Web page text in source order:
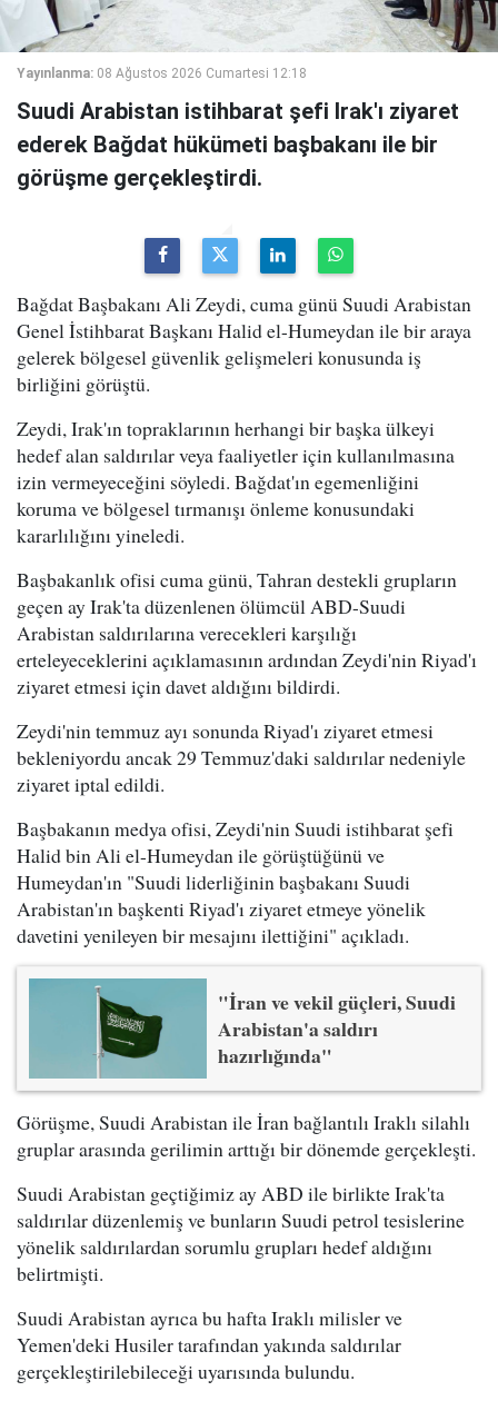
Yayınlanma: 08 Ağustos 2026 Cumartesi 12:18
Suudi Arabistan istihbarat şefi Irak'ı ziyaret
ederek Bağdat hükümeti başbakanı ile bir
görüşme gerçekleştirdi.
Bağdat Başbakanı Ali Zeydi, cuma günü Suudi Arabistan
Genel İstihbarat Başkanı Halid el-Humeydan ile bir araya
gelerek bölgesel güvenlik gelişmeleri konusunda iş
birliğini görüştü.
Zeydi, Irak'ın topraklarının herhangi bir başka ülkeyi
hedef alan saldırılar veya faaliyetler için kullanılmasına
izin vermeyeceğini söyledi. Bağdat'ın egemenliğini
koruma ve bölgesel tırmanışı önleme konusundaki
kararlılığını yineledi.
Başbakanlık ofisi cuma günü, Tahran destekli grupların
geçen ay Irak'ta düzenlenen ölümcül ABD-Suudi
Arabistan saldırılarına verecekleri karşılığı
erteleyeceklerini açıklamasının ardından Zeydi'nin Riyad'ı
ziyaret etmesi için davet aldığını bildirdi.
Zeydi'nin temmuz ayı sonunda Riyad'ı ziyaret etmesi
bekleniyordu ancak 29 Temmuz'daki saldırılar nedeniyle
ziyaret iptal edildi.
Başbakanın medya ofisi, Zeydi'nin Suudi istihbarat şefi
Halid bin Ali el-Humeydan ile görüştüğünü ve
Humeydan'ın "Suudi liderliğinin başbakanı Suudi
Arabistan'ın başkenti Riyad'ı ziyaret etmeye yönelik
davetini yenileyen bir mesajını ilettiğini" açıkladı.
"İran ve vekil güçleri, Suudi
Arabistan'a saldırı
hazırlığında"
Görüşme, Suudi Arabistan ile İran bağlantılı Iraklı silahlı
gruplar arasında gerilimin arttığı bir dönemde gerçekleşti.
Suudi Arabistan geçtiğimiz ay ABD ile birlikte Irak'ta
saldırılar düzenlemiş ve bunların Suudi petrol tesislerine
yönelik saldırılardan sorumlu grupları hedef aldığını
belirtmişti.
Suudi Arabistan ayrıca bu hafta Iraklı milisler ve
Yemen'deki Husiler tarafından yakında saldırılar
gerçekleştirilebileceği uyarısında bulundu.